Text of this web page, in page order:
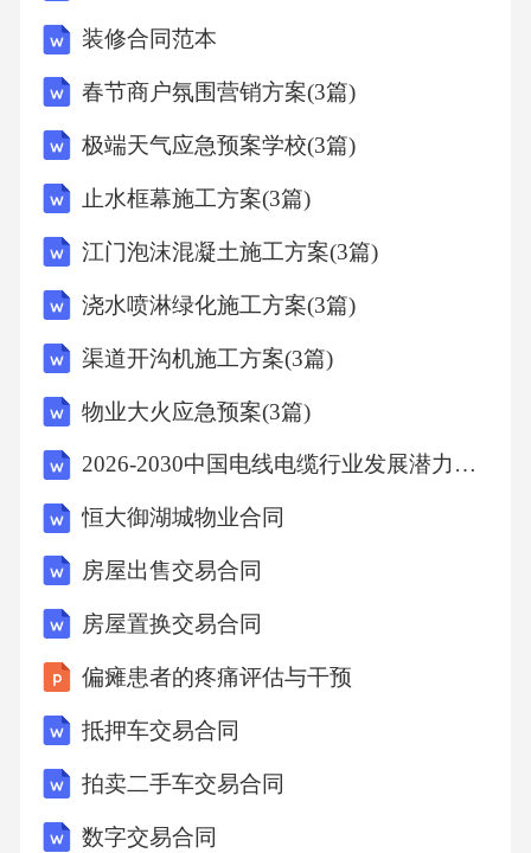
关的资料及文件。如乙方未按时返还或造成资
料丢失、损坏等情况，乙方应承担相应的赔偿
责任。五、知识产权归属与保护1.知识产权归属
本合同所涉及的形象版权在交易完成后，归乙
任何权利。乙方因使用该形象版权所产生的新
的知识产权，如基于该形象创作的新作品、商
标等，归乙方所有。但乙方应确保在创作及使
用过程中不侵犯甲方及第三方的合法权益。2.知
识产权保护双方应各自采取合理措施保护对方
的知识产权及商业秘密。未经对方书面同意，
任何一方不得向第三方披露在本合同履行过程
中知悉的对方商业秘密、技术秘密或其他敏感
形象版权或双方的其他知识产权，双方应相互
配合，共同采取措施维护自身权益。因维权所
产生的费用，由侵权方承担；如双方共同维
权，费用由双方根据实际情况协商分担。六、
保密条款1.双方应对在本合同签订及履行过程中
知悉的对方商业秘密、技术秘密、交易信息等
装修合同范本
春节商户氛围营销方案(3篇)
极端天气应急预案学校(3篇)
止水框幕施工方案(3篇)
江门泡沫混凝土施工方案(3篇)
浇水喷淋绿化施工方案(3篇)
渠道开沟机施工方案(3篇)
物业大火应急预案(3篇)
2026-2030中国电线电缆行业发展潜力及投资策略研究报告
恒大御湖城物业合同
房屋出售交易合同
房屋置换交易合同
偏瘫患者的疼痛评估与干预
抵押车交易合同
拍卖二手车交易合同
数字交易合同